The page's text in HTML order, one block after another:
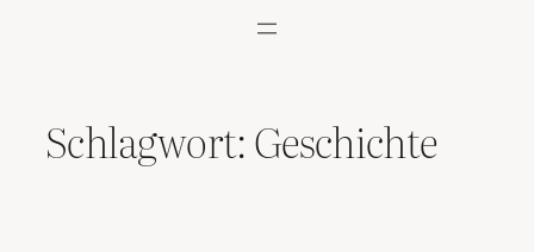
Schlagwort:Geschichte